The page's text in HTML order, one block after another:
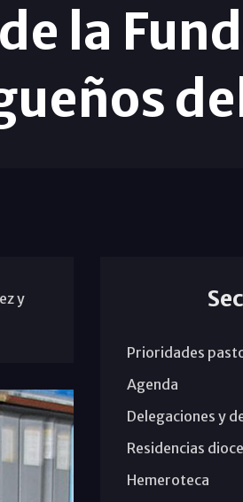
la
y
Prioridades
Agenda
Delegaciones y
Residencias
Hemeroteca